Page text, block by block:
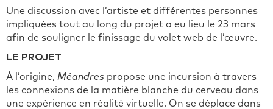
Une discussion avec l’artiste et différentes personnes
impliquées tout au long du projet a eu lieu le 23 mars
afin de souligner le finissage du volet web de l’œuvre.
LE PROJET
À l’origine, Méandres propose une incursion à travers
les connexions de la matière blanche du cerveau dans
une expérience en réalité virtuelle. On se déplace dans